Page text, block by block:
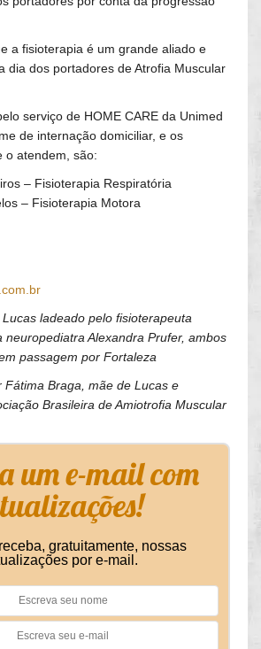
a fisioterapia é um grande aliado e
dia dos portadores de Atrofia Muscular
serviço de HOME CARE da Unimed
de internação domiciliar, e os
o atendem, são:
– Fisioterapia Respiratória
– Fisioterapia Motora
ladeado pelo fisioterapeuta
neuropediatra Alexandra Prufer, ambos
passagem por Fortaleza
Fátima Braga, mãe de Lucas e
Brasileira de Amiotrofia Muscular
um e-mail com
gratuitamente, nossas
por e-mail.